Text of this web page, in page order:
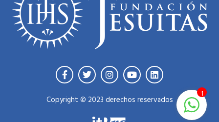
Copyright © 2023 derechos reservados
1